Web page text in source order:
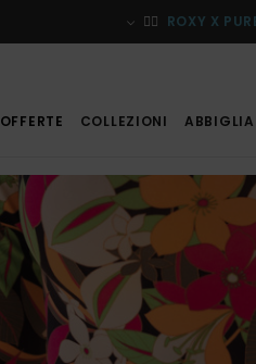
🏄‍♀️ ROXY X
OFFERTE COLLEZIONI